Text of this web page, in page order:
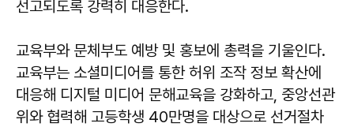
선고되도록 강력히 대응한다.
교육부와 문체부도 예방 및 홍보에 총력을 기울인다.
교육부는 소셜미디어를 통한 허위 조작 정보 확산에
대응해 디지털 미디어 문해교육을 강화하고, 중앙선관
위와 협력해 고등학생 40만명을 대상으로 선거절차